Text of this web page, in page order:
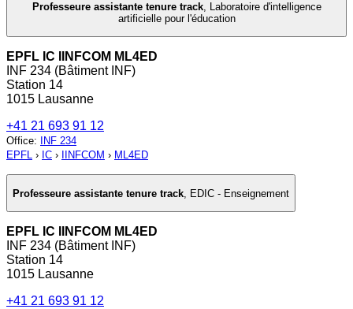
Professeure assistante tenure track, Laboratoire d'intelligence
artificielle pour l'éducation
EPFL IC IINFCOM ML4ED
INF 234 (Bâtiment INF)
Station 14
1015 Lausanne
+41 21 693 91 12
Office:
INF 234
EPFL › IC › IINFCOM › ML4ED
Professeure assistante tenure track EDIC - Enseignement
EPFL IC IINFCOM ML4ED
INF 234 (Bâtiment INF)
Station 14
1015 Lausanne
+41 21 693 91 12